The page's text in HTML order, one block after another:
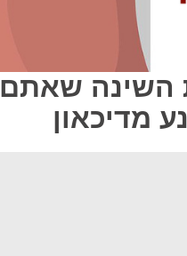
השינה שאתם
מדיכאון